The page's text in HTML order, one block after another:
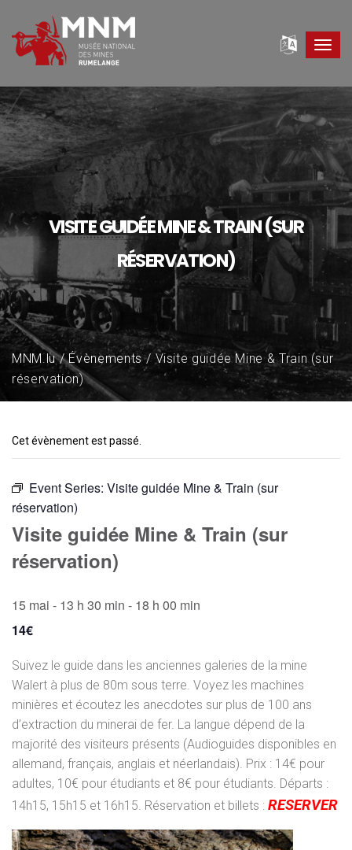
VISITE GUIDÉE MINE & TRAIN (SUR
RÉSERVATION)
MNM.lu Évènements
Visite guidée Mine & Train (sur
réservation)
Cet évènement est passé.
Event Series: Visite guidée Mine & Train (sur
réservation)
Visite guidée Mine & Train (sur
réservation)
15 mai - 13 h 30 min - 18 h 00 min
14€
Suivez le guide dans les anciennes galeries de la mine
Walert à plus de 80m sous terre. Voyez les machines
minières et écoutez les anecdotes sur plus de 100 ans
d’extraction du minerai de fer. La langue dépend de la
majorité des visiteurs présents (Audioguides disponibles en
allemand, français, anglais et néerlandais). Prix : 14€ pour
adultes, 10€ pour étudiants et 8€ pour étudiants. Départs :
14h15, 15h15 et 16h15. Réservation et billets : RESERVER